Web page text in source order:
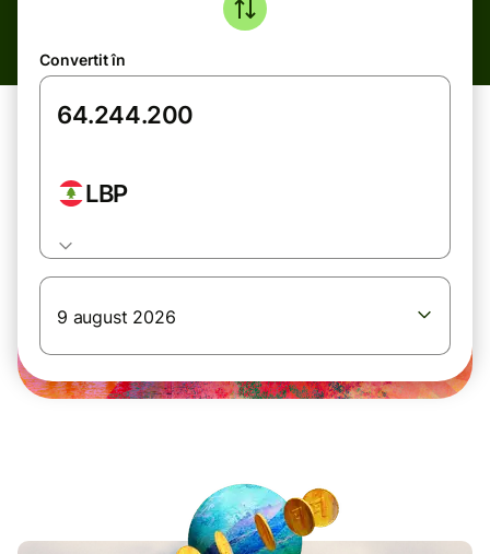
Convertit în
LBP
9 august 2026